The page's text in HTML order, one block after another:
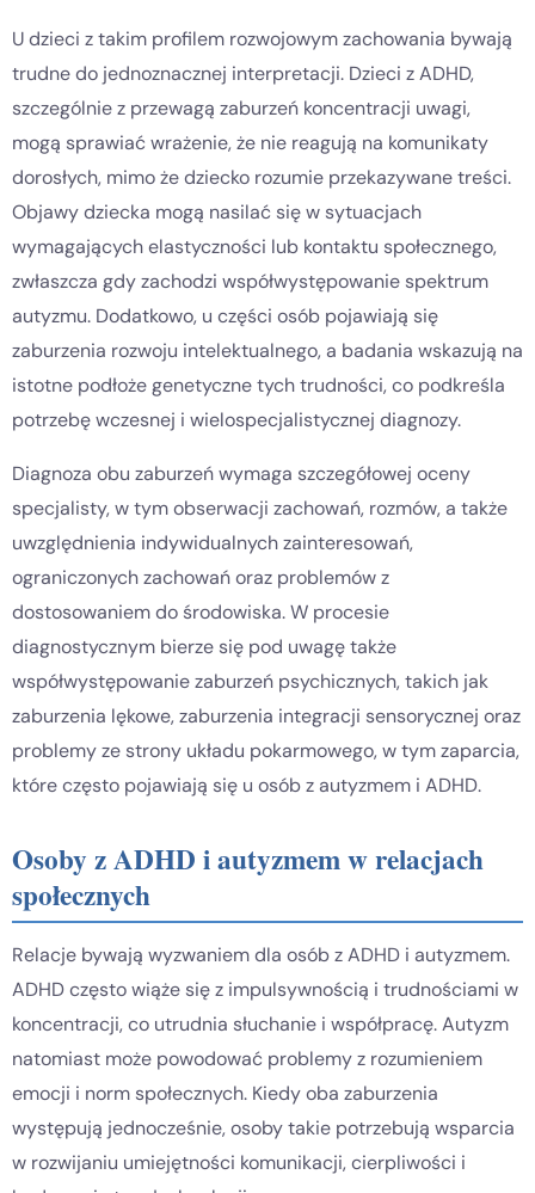
U dzieci z takim profilem rozwojowym zachowania bywają
trudne do jednoznacznej interpretacji. Dzieci z ADHD,
szczególnie z przewagą zaburzeń koncentracji uwagi,
mogą sprawiać wrażenie, że nie reagują na komunikaty
dorosłych, mimo że dziecko rozumie przekazywane treści.
Objawy dziecka mogą nasilać się w sytuacjach
wymagających elastyczności lub kontaktu społecznego,
zwłaszcza gdy zachodzi współwystępowanie spektrum
autyzmu. Dodatkowo, u części osób pojawiają się
zaburzenia rozwoju intelektualnego, a badania wskazują na
istotne podłoże genetyczne tych trudności, co podkreśla
potrzebę wczesnej i wielospecjalistycznej diagnozy.
Diagnoza obu zaburzeń wymaga szczegółowej oceny
specjalisty, w tym obserwacji zachowań, rozmów, a także
uwzględnienia indywidualnych zainteresowań,
ograniczonych zachowań oraz problemów z
dostosowaniem do środowiska. W procesie
diagnostycznym bierze się pod uwagę także
współwystępowanie zaburzeń psychicznych, takich jak
zaburzenia lękowe, zaburzenia integracji sensorycznej oraz
problemy ze strony układu pokarmowego, w tym zaparcia,
które często pojawiają się u osób z autyzmem i ADHD.
Osoby z ADHD i autyzmem w relacjach
społecznych
Relacje bywają wyzwaniem dla osób z ADHD i autyzmem.
ADHD często wiąże się z impulsywnością i trudnościami w
koncentracji, co utrudnia słuchanie i współpracę. Autyzm
natomiast może powodować problemy z rozumieniem
emocji i norm społecznych. Kiedy oba zaburzenia
występują jednocześnie, osoby takie potrzebują wsparcia
w rozwijaniu umiejętności komunikacji, cierpliwości i